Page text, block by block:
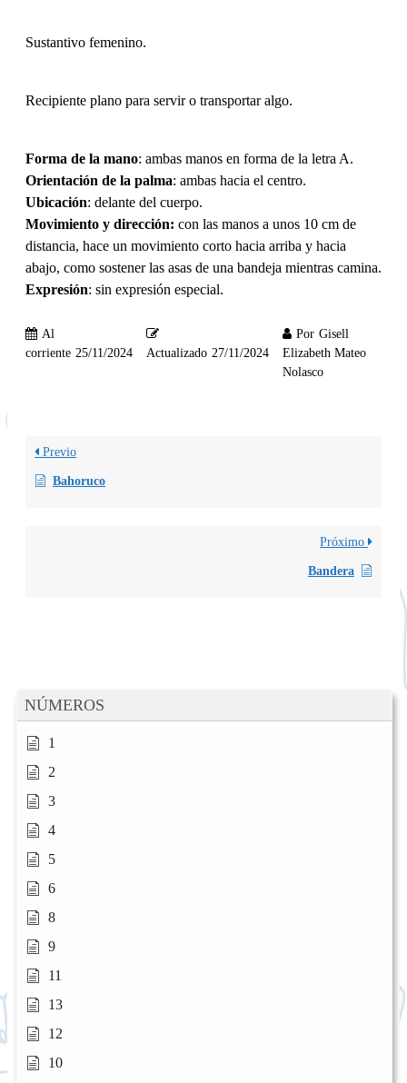
NÚMEROS
1
2
3
4
5
6
8
9
11
13
12
10
Sustantivo femenino.
Recipiente plano para servir o transportar algo.
Forma de la mano: ambas manos en forma de la letra A.
Orientación de la palma: ambas hacia el centro.
Ubicación: delante del cuerpo.
Movimiento y dirección: con las manos a unos 10 cm de
distancia, hace un movimiento corto hacia arriba y hacia
abajo, como sostener las asas de una bandeja mientras camina.
Expresión: sin expresión especial.
Al
corriente 25/11/2024 Actualizado 27/11/2024
Por Gisell
Elizabeth Mateo
Nolasco
Previo
Bahoruco
Próximo
Bandera